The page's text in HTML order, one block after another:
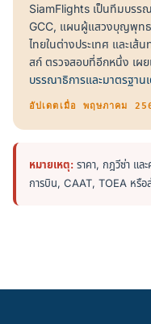
SiamFlights เป็นทีมบรร
GCC, แผนผู้แสวงบุญพุท
ไทยในต่างประเทศ และเ
สก์ ตรวจสอบที่อีกหนึ่ง เผย
บรรณาธิการและมาตรฐาน
อัปเดตเมื่อ พฤษภาคม
หมายเหตุ: ราคา, กฎวีซ่า แล
การบิน, CAAT, TOEA หรือ